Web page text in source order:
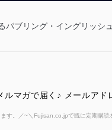
ブリング・イングリッシュ
マガで届く♪ メールアド
。／~＼Fujisan.co.jpで既に定期購